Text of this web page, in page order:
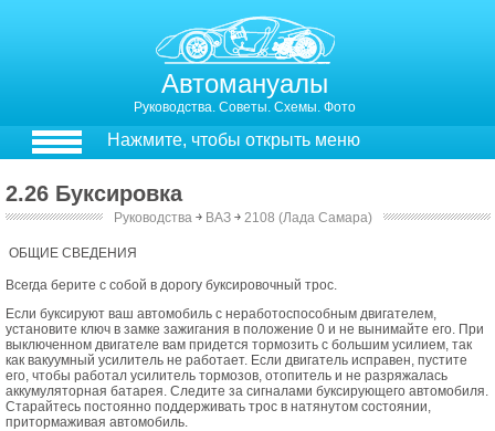
Автомануалы
Руководства. Советы. Схемы. Фото
Нажмите, чтобы открыть меню
2.26 Буксировка
Руководства ￫ ВАЗ ￫ 2108 (Лада Самара)
ОБЩИЕ СВЕДЕНИЯ
Всегда берите с собой в дорогу буксировочный трос.
Если буксируют ваш автомобиль с неработоспособным двигателем,
установите ключ в замке зажигания в положение 0 и не вынимайте его. При
выключенном двигателе вам придется тормозить с большим усилием, так
как вакуумный усилитель не работает. Если двигатель исправен, пустите
его, чтобы работал усилитель тормозов, отопитель и не разряжалась
аккумуляторная батарея. Следите за сигналами буксирующего автомобиля.
Старайтесь постоянно поддерживать трос в натянутом состоянии,
притормаживая автомобиль.